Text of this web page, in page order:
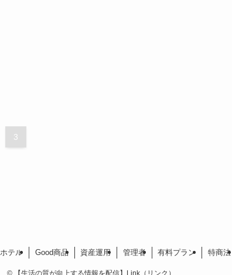
3
ホテル Good商品 資産運用 管理者 有料プラン 特商法
© 【生活の質が向上する情報を配信】Link（リンク）.